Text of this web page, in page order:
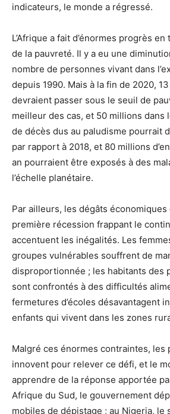
indicateurs, le monde a régressé.
L’Afrique a fait d’énormes progrès
de la pauvreté. Il y a eu une
nombre de personnes vivant dans
depuis 1990. Mais à la fin de 2020,
devraient passer sous le seuil de
meilleur des cas, et 50 millions dans
de décès dus au paludisme pourrait
par rapport à 2018, et 80 millions
an pourraient être exposés à des
l’échelle planétaire.
Par ailleurs, les dégâts économiques
première récession frappant le
accentuent les inégalités. Les
groupes vulnérables souffrent de
disproportionnée ; les habitants des
sont confrontés à des difficultés
fermetures d’écoles désavantagent
enfants qui vivent dans les zones
Malgré ces énormes contraintes, les
innovent pour relever ce défi, et le
apprendre de la réponse apportée
Afrique du Sud, le gouvernement
mobiles de dépistage ; au Nigeria, le